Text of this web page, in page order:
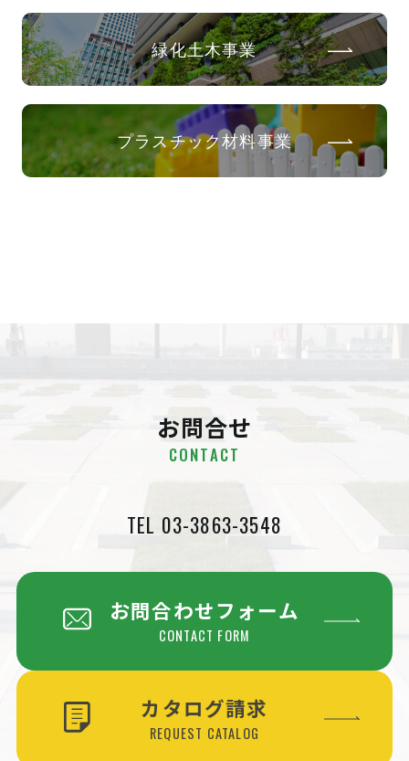
緑化土木事業
プラスチック材料事業
お問合せ
CONTACT
TEL 03-3863-3548
お問合わせフォーム
CONTACT FORM
カタログ請求
REQUEST CATALOG